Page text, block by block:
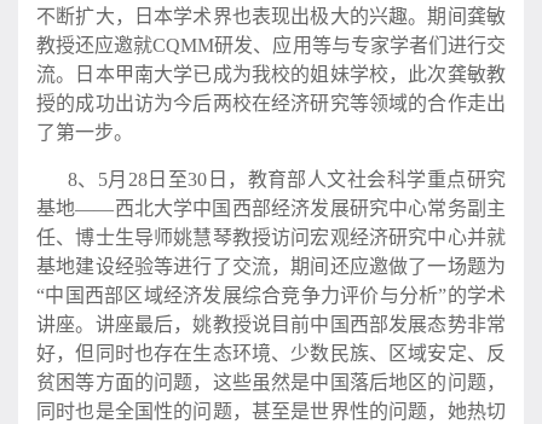
不断扩大，日本学术界也表现出极大的兴趣。期间龚敏
教授还应邀就CQMM研发、应用等与专家学者们进行交
流。日本甲南大学已成为我校的姐妹学校，此次龚敏教
授的成功出访为今后两校在经济研究等领域的合作走出
了第一步。
8、5月28日至30日，教育部人文社会科学重点研究
基地——西北大学中国西部经济发展研究中心常务副主
任、博士生导师姚慧琴教授访问宏观经济研究中心并就
基地建设经验等进行了交流，期间还应邀做了一场题为
“中国西部区域经济发展综合竞争力评价与分析”的学术
讲座。讲座最后，姚教授说目前中国西部发展态势非常
好，但同时也存在生态环境、少数民族、区域安定、反
贫困等方面的问题，这些虽然是中国落后地区的问题，
同时也是全国性的问题，甚至是世界性的问题，她热切